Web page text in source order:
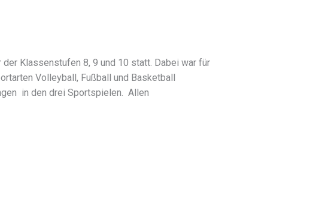
Klassenstufen 8, 9 und 10 statt. Dabei war für
Volleyball, Fußball und Basketball
in den drei Sportspielen. Allen